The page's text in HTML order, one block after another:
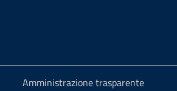
Amministrazione trasparente